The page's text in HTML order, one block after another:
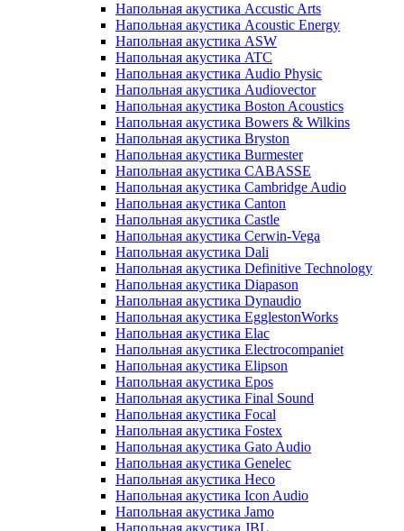
Напольная акустика Accustic Arts
Напольная акустика Acoustic Energy
Напольная акустика ASW
Напольная акустика ATC
Напольная акустика Audio Physic
Напольная акустика Audiovector
Напольная акустика Boston Acoustics
Напольная акустика Bowers & Wilkins
Напольная акустика Bryston
Напольная акустика Burmester
Напольная акустика CABASSE
Напольная акустика Cambridge Audio
Напольная акустика Canton
Напольная акустика Castle
Напольная акустика Cerwin-Vega
Напольная акустика Dali
Напольная акустика Definitive Technology
Напольная акустика Diapason
Напольная акустика Dynaudio
Напольная акустика EgglestonWorks
Напольная акустика Elac
Напольная акустика Electrocompaniet
Напольная акустика Elipson
Напольная акустика Epos
Напольная акустика Final Sound
Напольная акустика Focal
Напольная акустика Fostex
Напольная акустика Gato Audio
Напольная акустика Genelec
Напольная акустика Heco
Напольная акустика Icon Audio
Напольная акустика Jamo